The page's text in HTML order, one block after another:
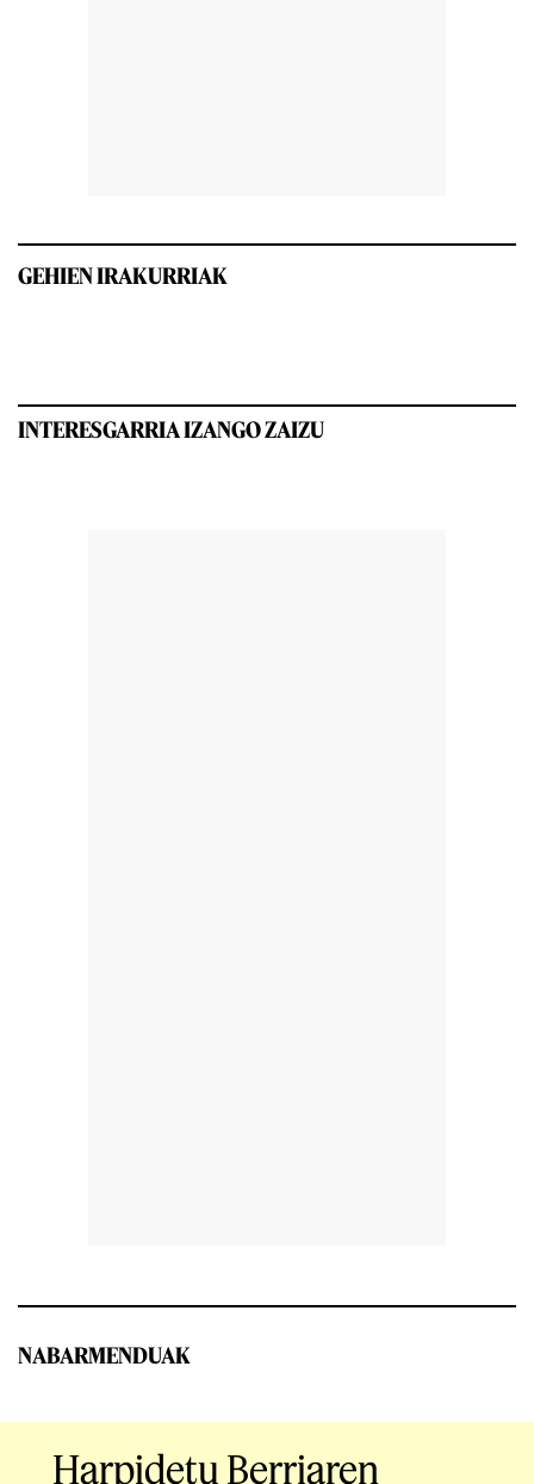
GEHIEN IRAKURRIAK
INTERESGARRIA IZANGO ZAIZU
NABARMENDUAK
Harpidetu Berriaren